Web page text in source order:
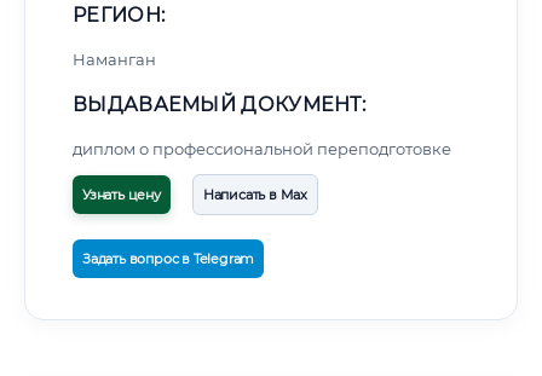
РЕГИОН:
Наманган
ВЫДАВАЕМЫЙ ДОКУМЕНТ:
диплом о профессиональной переподготовке
Узнать цену Написать в Max
Задать вопрос в Telegram